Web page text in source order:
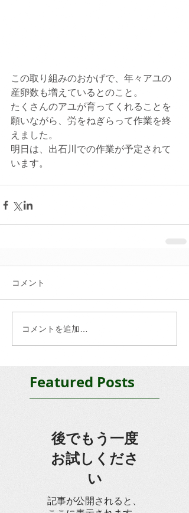
この取り組みのおかげで、年々アユの
産卵数も増えているとのこと。
たくさんのアユが育ってくれることを
願いながら、労をねぎらって作業を終
えました。
明日は、出石川での作業が予定されて
います。
コメント
コメントを追加…
Featured Posts
後でもう一度
お試しくださ
い
記事が公開されると、